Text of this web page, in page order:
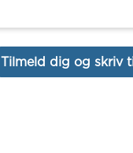
Tilmeld dig og skriv